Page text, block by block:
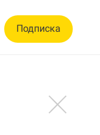
Подписка